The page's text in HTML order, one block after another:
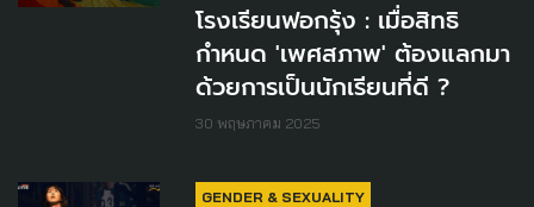
โรงเรียนฟอกรุ้ง : เมื่อสิทธิ
กำหนด 'เพศสภาพ' ต้องแลกมา
ด้วยการเป็นนักเรียนที่ดี ?
30 พฤษภาคม 2025
GENDER & SEXUALITY